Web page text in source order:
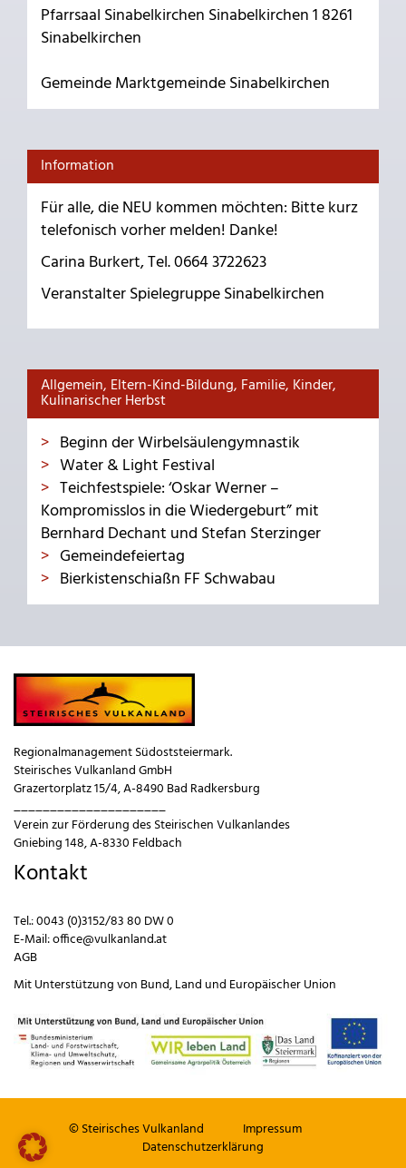
Pfarrsaal Sinabelkirchen Sinabelkirchen 1 8261
Sinabelkirchen
Gemeinde Marktgemeinde Sinabelkirchen
Information
Für alle, die NEU kommen möchten: Bitte kurz
telefonisch vorher melden! Danke!
Carina Burkert, Tel. 0664 3722623
Veranstalter Spielegruppe Sinabelkirchen
Allgemein, Eltern-Kind-Bildung, Familie, Kinder,
Kulinarischer Herbst
Beginn der Wirbelsäulengymnastik
Water & Light Festival
Teichfestspiele: ‘Oskar Werner –
Kompromisslos in die Wiedergeburt” mit
Bernhard Dechant und Stefan Sterzinger
Gemeindefeiertag
Bierkistenschiaßn FF Schwabau
Regionalmanagement Südoststeiermark.
Steirisches Vulkanland GmbH
Grazertorplatz 15/4, A-8490 Bad Radkersburg
_____________________
Verein zur Förderung des Steirischen Vulkanlandes
Gniebing 148, A-8330 Feldbach
Kontakt
Tel.:0043 (0)3152/83 80 DW 0
E-Mail:office@vulkanland.at
AGB
Mit Unterstützung von Bund,Land und Europäischer Union
© Steirisches Vulkanland
Impressum
Datenschutzerklärung